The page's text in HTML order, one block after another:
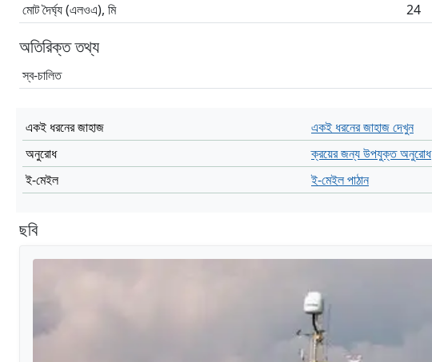
মোট দৈর্ঘ্য (এলওএ), মি 24
অতিরিক্ত তথ্য
স্ব-চালিত
একই ধরনের জাহাজ
একই ধরনের জাহাজ দেখুন
অনুরোধ
ক্রয়ের জন্য উপযুক্ত অনুরোধ
ই-মেইল
ই-মেইল পাঠান
ছবি